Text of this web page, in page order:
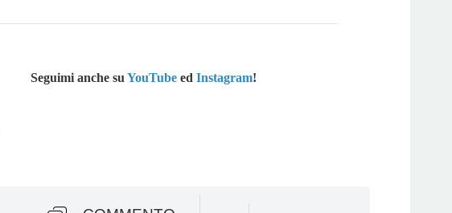
Seguimi anche su YouTube ed Instagram!